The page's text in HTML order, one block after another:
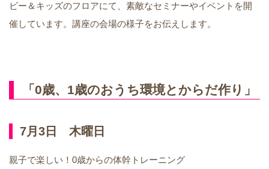
ビー＆キッズのフロアにて、素敵なセミナーやイベントを開
催しています。講座の会場の様子をお伝えします。
「0歳、1歳のおうち環境とからだ作り」
7月3日 木曜日
親子で楽しい！0歳からの体幹トレーニング